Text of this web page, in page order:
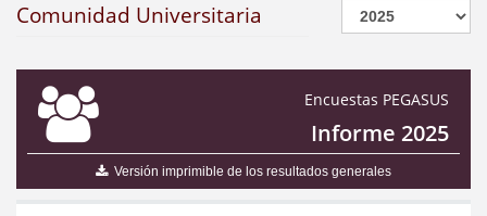
Comunidad Universitaria
Encuestas PEGASUS
Informe 2025
Versión imprimible de los resultados generales